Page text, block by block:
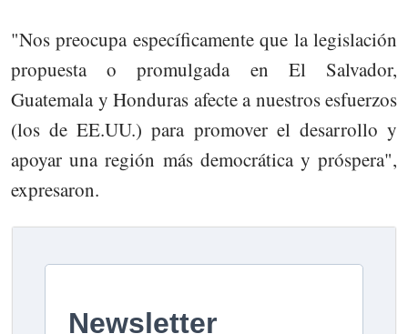
"Nos preocupa específicamente que la legislación
propuesta o promulgada en El Salvador,
Guatemala y Honduras afecte a nuestros esfuerzos
(los de EE.UU.) para promover el desarrollo y
apoyar una región más democrática y próspera",
expresaron.